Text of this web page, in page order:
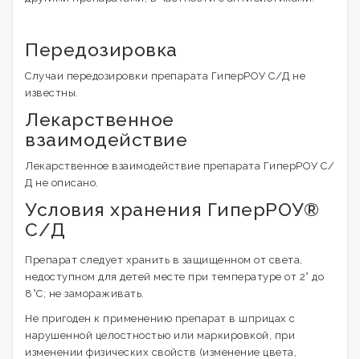
Передозировка
Случаи передозировки препарата ГиперРОУ С/Д не
известны.
Лекарственное
взаимодействие
Лекарственное взаимодействие препарата ГиперРОУ С/
Д не описано.
Условия хранения ГиперРОУ®
С/Д
Препарат следует хранить в защищенном от света,
недоступном для детей месте при температуре от 2° до
8°C; не замораживать.
Не пригоден к применению препарат в шприцах с
нарушенной целостностью или маркировкой, при
изменении физических свойств (изменение цвета,